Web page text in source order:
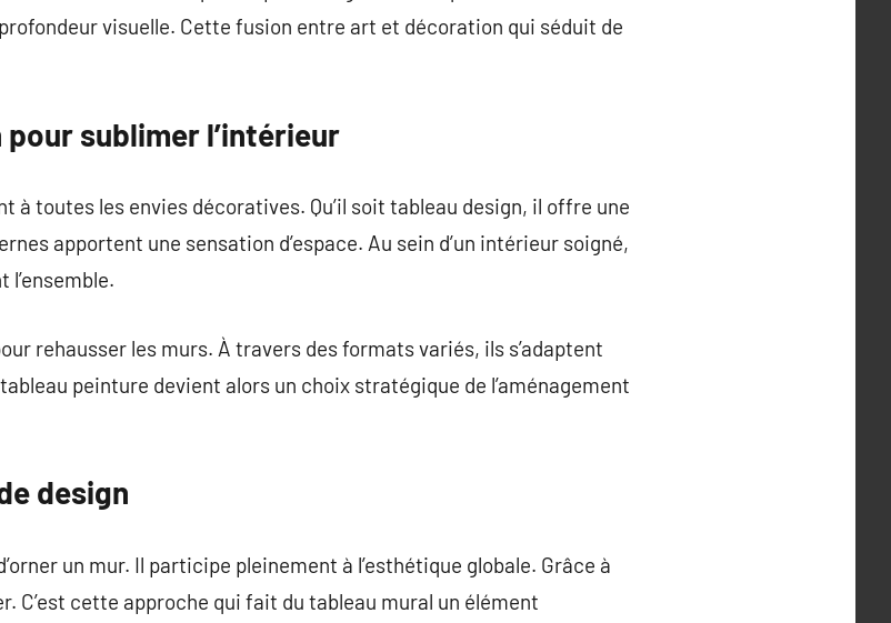
visuelle. Cette fusion entre art et décoration qui séduit de
sublimer l’intérieur
à toutes les envies décoratives. Qu’il soit tableau design, il offre une
apportent une sensation d’espace. Au sein d’un intérieur soigné,
rehausser les murs. À travers des formats variés, ils s’adaptent
peinture devient alors un choix stratégique de l’aménagement
design
un mur. Il participe pleinement à l’esthétique globale. Grâce à
C’est cette approche qui fait du tableau mural un élément